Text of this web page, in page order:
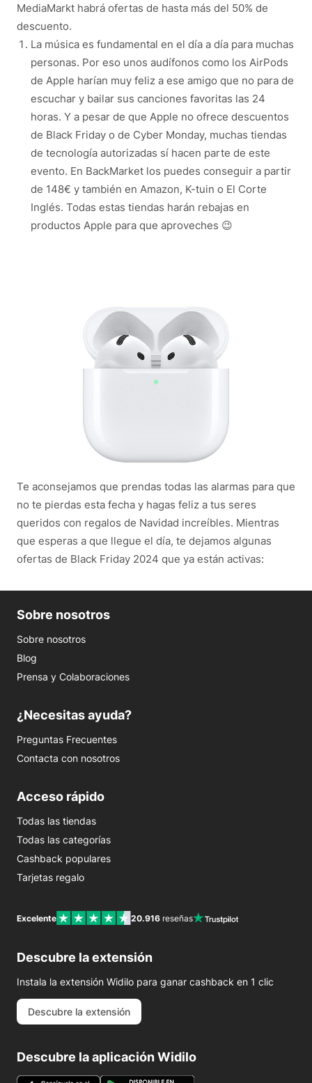
MediaMarkt habrá ofertas de hasta más del 50% de
descuento.
La música es fundamental en el día a día para muchas
personas. Por eso unos audífonos como los AirPods
de Apple harían muy feliz a ese amigo que no para de
escuchar y bailar sus canciones favoritas las 24
horas. Y a pesar de que Apple no ofrece descuentos
de Black Friday o de Cyber Monday, muchas tiendas
de tecnología autorizadas sí hacen parte de este
evento. En BackMarket los puedes conseguir a partir
de 148€ y también en Amazon, K-tuin o El Corte
Inglés. Todas estas tiendas harán rebajas en
productos Apple para que aproveches 😉
Te aconsejamos que prendas todas las alarmas para que
no te pierdas esta fecha y hagas feliz a tus seres
queridos con regalos de Navidad increíbles. Mientras
que esperas a que llegue el día, te dejamos algunas
ofertas de Black Friday 2024 que ya están activas:
Sobre nosotros
Sobre nosotros
Blog
Prensa y Colaboraciones
¿Necesitas ayuda?
Preguntas Frecuentes
Contacta con nosotros
Acceso rápido
Todas las tiendas
Todas las categorías
Cashback populares
Tarjetas regalo
Excelente 20.916 reseñas
Descubre la extensión
Instala la extensión Widilo para ganar cashback en 1 clic
Descubre la extensión
Descubre la aplicación Widilo